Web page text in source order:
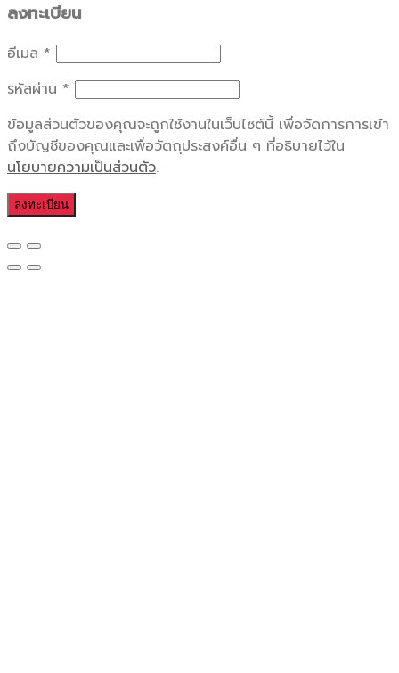
ลงทะเบียน
อีเมล *
รหัสผ่าน *
ข้อมูลส่วนตัวของคุณจะถูกใช้งานในเว็บไซต์นี้ เพื่อจัดการการเข้า
ถึงบัญชีของคุณและเพื่อวัตถุประสงค์อื่น ๆ ที่อธิบายไว้ใน
นโยบายความเป็นส่วนตัว.
ลงทะเบียน